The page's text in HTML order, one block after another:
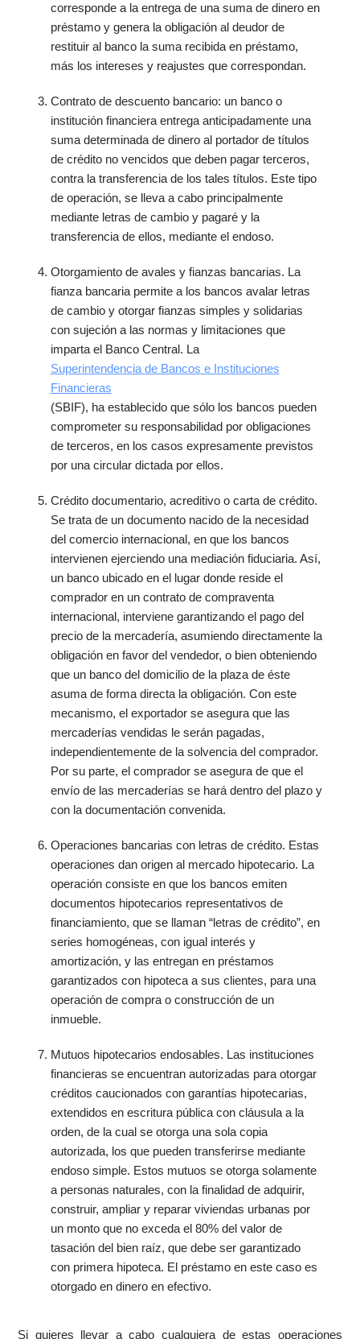
corresponde a la entrega de una suma de dinero en
préstamo y genera la obligación al deudor de
restituir al banco la suma recibida en préstamo,
más los intereses y reajustes que correspondan.
Contrato de descuento bancario: un banco o
institución financiera entrega anticipadamente una
suma determinada de dinero al portador de títulos
de crédito no vencidos que deben pagar terceros,
contra la transferencia de los tales títulos. Este tipo
de operación, se lleva a cabo principalmente
mediante letras de cambio y pagaré y la
transferencia de ellos, mediante el endoso.
Otorgamiento de avales y fianzas bancarias. La
fianza bancaria permite a los bancos avalar letras
de cambio y otorgar fianzas simples y solidarias
con sujeción a las normas y limitaciones que
imparta el Banco Central. La
Superintendencia de Bancos e Instituciones
Financieras
(SBIF), ha establecido que sólo los bancos pueden
comprometer su responsabilidad por obligaciones
de terceros, en los casos expresamente previstos
por una circular dictada por ellos.
Crédito documentario, acreditivo o carta de crédito.
Se trata de un documento nacido de la necesidad
del comercio internacional, en que los bancos
intervienen ejerciendo una mediación fiduciaria. Así,
un banco ubicado en el lugar donde reside el
comprador en un contrato de compraventa
internacional, interviene garantizando el pago del
precio de la mercadería, asumiendo directamente la
obligación en favor del vendedor, o bien obteniendo
que un banco del domicilio de la plaza de éste
asuma de forma directa la obligación. Con este
mecanismo, el exportador se asegura que las
mercaderías vendidas le serán pagadas,
independientemente de la solvencia del comprador.
Por su parte, el comprador se asegura de que el
envío de las mercaderías se hará dentro del plazo y
con la documentación convenida.
Operaciones bancarias con letras de crédito. Estas
operaciones dan origen al mercado hipotecario. La
operación consiste en que los bancos emiten
documentos hipotecarios representativos de
financiamiento, que se llaman “letras de crédito”, en
series homogéneas, con igual interés y
amortización, y las entregan en préstamos
garantizados con hipoteca a sus clientes, para una
operación de compra o construcción de un
inmueble.
Mutuos hipotecarios endosables. Las instituciones
financieras se encuentran autorizadas para otorgar
créditos caucionados con garantías hipotecarias,
extendidos en escritura pública con cláusula a la
orden, de la cual se otorga una sola copia
autorizada, los que pueden transferirse mediante
endoso simple. Estos mutuos se otorga solamente
a personas naturales, con la finalidad de adquirir,
construir, ampliar y reparar viviendas urbanas por
un monto que no exceda el 80% del valor de
tasación del bien raíz, que debe ser garantizado
con primera hipoteca. El préstamo en este caso es
otorgado en dinero en efectivo.
Si quieres llevar a cabo cualquiera de estas operaciones